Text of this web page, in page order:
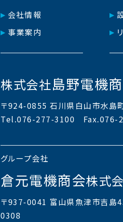
会社情報
事業案内
株式会社島野電機
〒924-0855 石川県白山市水島町
Tel.076-277-3100 Fax.076-
グループ会社
倉元電機商会株式
〒937-0041 富山県魚津市吉
0308